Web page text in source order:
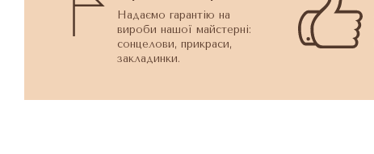
Надаємо гарантію на
вироби нашої майстерні:
сонцелови, прикраси,
закладинки.